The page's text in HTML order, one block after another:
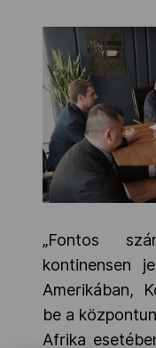
„Fontos
kontinensen
Amerikában,
be a
Afrika